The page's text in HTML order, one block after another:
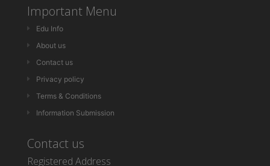
Important Menu
Edu Info
About us
Contact us
Privacy policy
Terms & Conditions
Information Submission
Contact us
Registered Address